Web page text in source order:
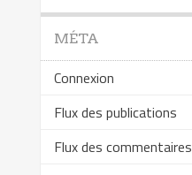
MÉTA
Connexion
Flux des publications
Flux des commentaires